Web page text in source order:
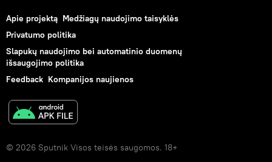
Apie projektą Medžiagų naudojimo taisyklės
Privatumo politika
Slapukų naudojimo bei automatinio duomenų
išsaugojimo politika
Feedback Kompanijos naujienos
© 2026 Sputnik Visos teisės saugomos. 18+